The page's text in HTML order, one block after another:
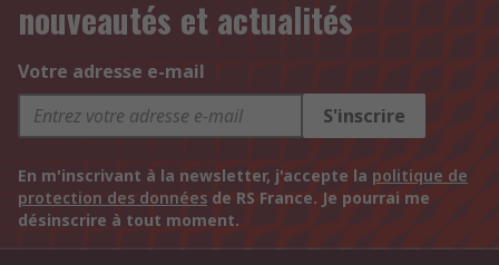
nouveautés et actualités
Votre adresse e-mail
S'inscrire
En m'inscrivant à la newsletter, j'accepte la politique de
protection des données de RS France. Je pourrai me
désinscrire à tout moment.